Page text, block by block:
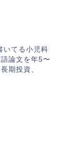
てる小児科
論文を年5〜
期投資、